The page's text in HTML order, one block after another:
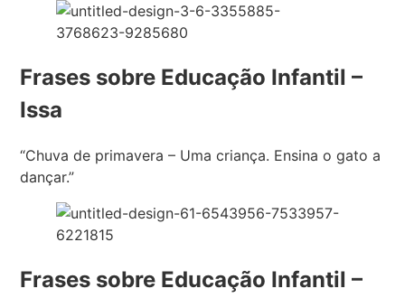
Frases sobre Educação Infantil –
Issa
“Chuva de primavera – Uma criança. Ensina o gato a
dançar.”
Frases sobre Educação Infantil –